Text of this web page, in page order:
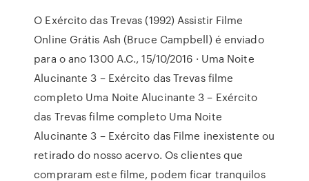
O Exército das Trevas (1992) Assistir Filme
Online Grátis Ash (Bruce Campbell) é enviado
para o ano 1300 A.C., 15/10/2016 · Uma Noite
Alucinante 3 – Exército das Trevas filme
completo Uma Noite Alucinante 3 – Exército
das Trevas filme completo Uma Noite
Alucinante 3 – Exército das Filme inexistente ou
retirado do nosso acervo. Os clientes que
compraram este filme, podem ficar tranquilos